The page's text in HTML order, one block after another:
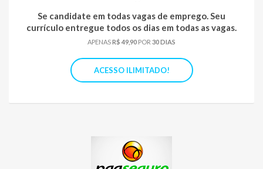
Se candidate em todas vagas de emprego. Seu
currículo entregue todos os dias em todas as vagas.
APENASR$ 49,90 POR 30 DIAS
ACESSO ILIMITADO!